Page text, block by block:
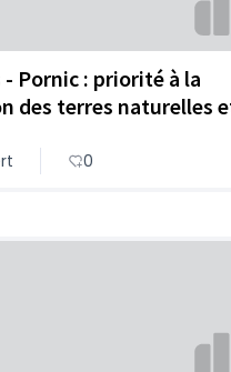
Pornic : priorité à la
des terres naturelles
0